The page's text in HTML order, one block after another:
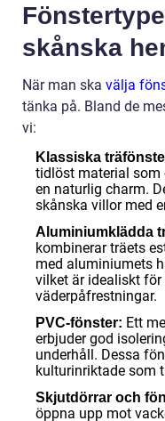
skånska
När man ska välja
tänka på. Bland de
vi:
Klassiska
tidlöst material som
en naturlig charm.
skånska villor med
Aluminiumklädda
kombinerar träets
med aluminiumets
vilket är idealiskt
väderpåfrestningar.
PVC-fönster: Ett
erbjuder god
underhåll. Dessa
kulturinriktade som
Skjutdörrar och
öppna upp mot